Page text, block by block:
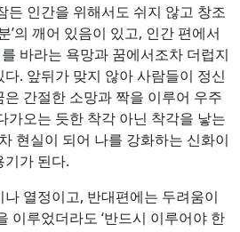
든 인간을 위해서도 쉬지 않고 창조
’의 깨어 있음이 있고, 인간 편에서
바라는 욕망과 꿈에서조차 더럽지
. 앞뒤가 맞지 않아 사람들이 정신
간절한 소망과 짝을 이루어 우주
가오는 듯한 착각 아닌 착각을 낳는
현실이 되어 나를 강화하는 신화이
기가 된다.
열정이고, 반대편에는 두려움이
이루었더라도 ‘반드시 이루어야 한